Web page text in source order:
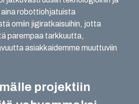
robottiohjatuista
omiin jigiratkaisuihin, jotta
parempaa tarkkuutta,
asiakkaidemme muuttuviin
projektiin